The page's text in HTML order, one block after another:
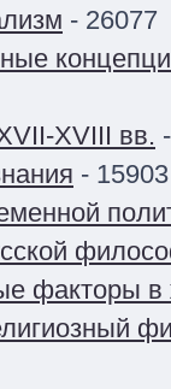
- 26077
XVIII вв.
- 15903
факторы в